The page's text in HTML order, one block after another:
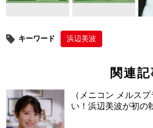
キーワード 浜辺美波
関連記
（メニコン メルス
い！浜辺美波が初の